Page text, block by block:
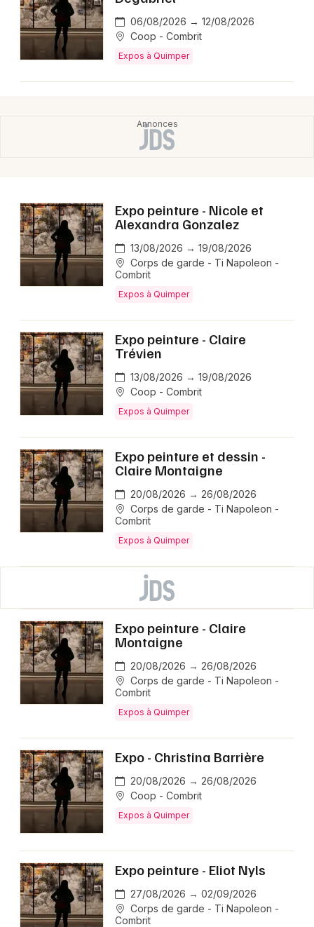
06/08/2026 → 12/08/2026
Coop - Combrit
Expos à Quimper
Expo peinture - Nicole et
Alexandra Gonzalez
13/08/2026 → 19/08/2026
Corps de garde - Ti Napoleon -
Combrit
Expos à Quimper
Expo peinture - Claire
Trévien
13/08/2026 → 19/08/2026
Coop - Combrit
Expos à Quimper
Expo peinture et dessin -
Claire Montaigne
20/08/2026 → 26/08/2026
Corps de garde - Ti Napoleon -
Combrit
Expos à Quimper
Expo peinture - Claire
Montaigne
20/08/2026 → 26/08/2026
Corps de garde - Ti Napoleon -
Combrit
Expos à Quimper
Expo - Christina Barrière
20/08/2026 → 26/08/2026
Coop - Combrit
Expos à Quimper
Expo peinture - Eliot Nyls
27/08/2026 → 02/09/2026
Corps de garde - Ti Napoleon -
Combrit